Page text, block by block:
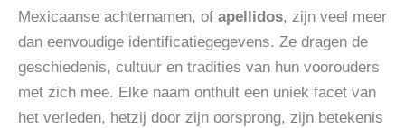
Mexicaanse achternamen, of apellidos, zijn veel meer
dan eenvoudige identificatiegegevens. Ze dragen de
geschiedenis, cultuur en tradities van hun voorouders
met zich mee. Elke naam onthult een uniek facet van
het verleden, hetzij door zijn oorsprong, zijn betekenis